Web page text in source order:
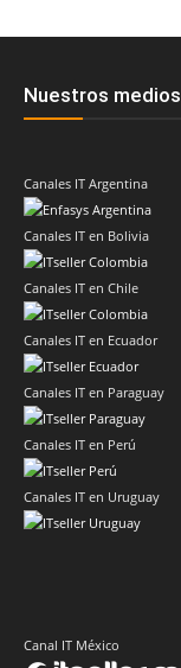
Nuestros medios
Canales IT Argentina
Canales IT en Bolivia
Canales IT en Chile
Canales IT en Ecuador
Canales IT en Paraguay
Canales IT en Perú
Canales IT en Uruguay
Canal IT México